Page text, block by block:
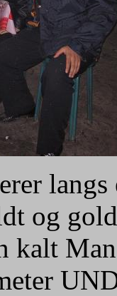
og
kalt